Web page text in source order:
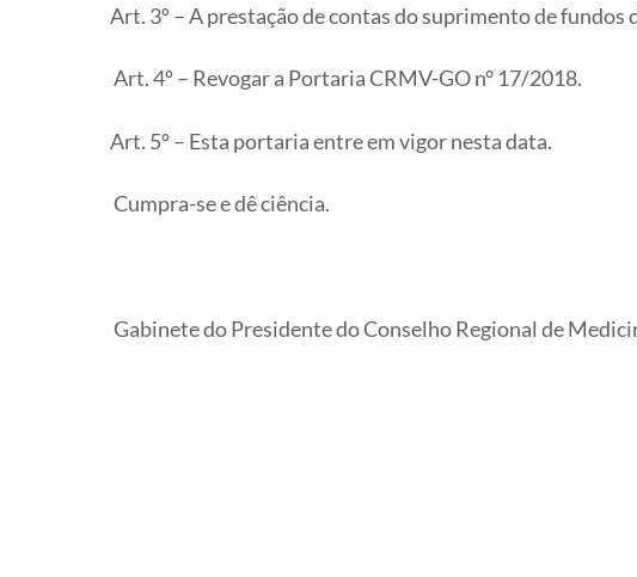
Art. 3º – A prestação de contas do suprimento de
Art. 4º – Revogar a Portaria CRMV-GO n° 17/2018.
Art. 5º – Esta portaria entre em vigor nesta data.
Cumpra-se e dê ciência.
Gabinete do Presidente do Conselho Regional de